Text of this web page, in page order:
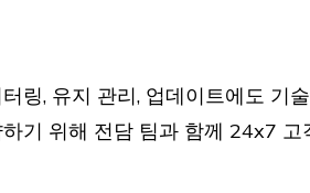
링, 유지 관리, 업데이트에도 기
기 위해 전담 팀과 함께 24x7